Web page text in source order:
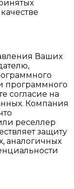
Ваших
программного
согласие на
Компания
реселлер
защиту
аналогичных